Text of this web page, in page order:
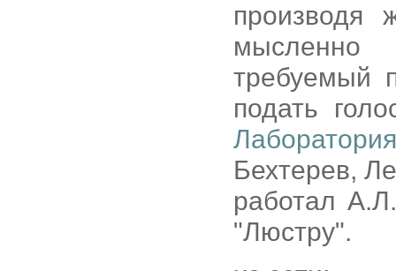
производя
мысленно
требуемый
подать
Бехтерев,
работал
"Люстру".